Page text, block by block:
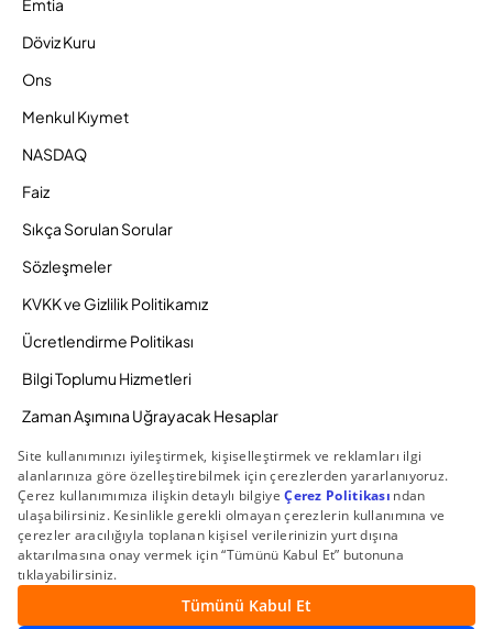
Emtia
Döviz Kuru
Ons
Menkul Kıymet
NASDAQ
Faiz
Sıkça Sorulan Sorular
Sözleşmeler
KVKK ve Gizlilik Politikamız
Ücretlendirme Politikası
Bilgi Toplumu Hizmetleri
Zaman Aşımına Uğrayacak Hesaplar
Duyurular ve Kampanyalar
© 2026 Gedik Yatırım Menkul Değerler AŞ. Tüm Hakları